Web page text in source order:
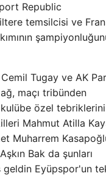
Republic
temsilcisi ve
Tugay ve AK
maçı tribünden
özel tebriklerini
Mahmut Atilla
Muharrem
Bak da şunları
geldin Eyüpspor'un